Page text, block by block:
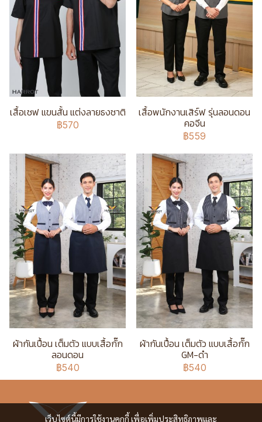
เสื้อเชฟ แขนสั้น แต่งลายธงชาติ
฿570
เสื้อพนักงานเสิร์ฟ รุ่นลอนดอน
คอจีน
฿559
ผ้ากันเปื้อน เต็มตัว แบบเสื้อกั๊ก
ลอนดอน
฿540
ผ้ากันเปื้อน เต็มตัว แบบเสื้อกั๊ก
GM-ดำ
฿540
เว็บไซต์นี้มีการใช้งานคุกกี้ เพื่อเพิ่มประสิทธิภาพและ